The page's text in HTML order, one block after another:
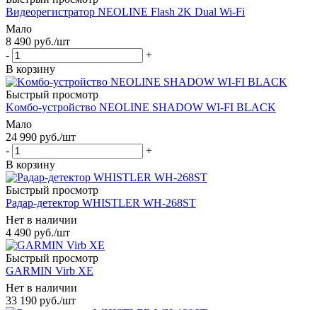
Видеорегистратор NEOLINE Flash 2K Dual Wi-Fi
Мало
8 490 руб./шт
-
+
В корзину
Быстрый просмотр
Kомбо-устройство NEOLINE SHADOW WI-FI BLACK
Мало
24 990 руб./шт
-
+
В корзину
Быстрый просмотр
Радар-детектор WHISTLER WH-268ST
Нет в наличии
4 490 руб./шт
Быстрый просмотр
GARMIN Virb XE
Нет в наличии
33 190 руб./шт